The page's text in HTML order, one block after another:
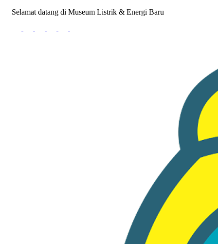
Selamat datang di Museum Listrik & Energi Baru